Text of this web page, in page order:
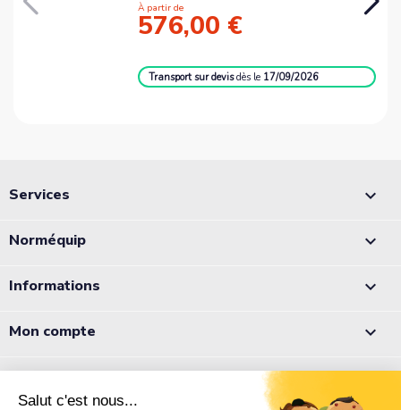
À partir de
576,00 €
Transport sur devisdès le 17/09/2026
Services 
Norméquip 
Informations 
Mon compte 